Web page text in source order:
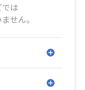
は
せん。